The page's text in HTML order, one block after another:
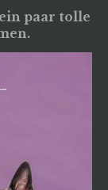
paar tolle